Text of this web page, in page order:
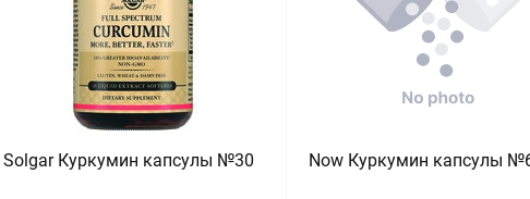
Solgar Куркумин капсулы №30 Now Куркумин капсулы